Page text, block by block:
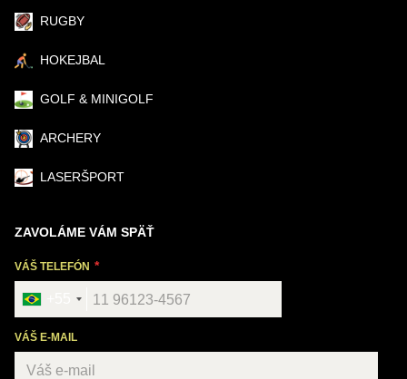
RUGBY
HOKEJBAL
GOLF & MINIGOLF
ARCHERY
LASERŠPORT
ZAVOLÁME VÁM SPÄŤ
VÁŠ TELEFÓN
VÁŠ E-MAIL